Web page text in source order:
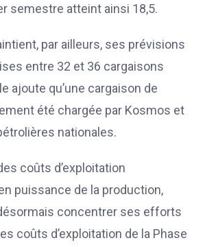
semestre atteint ainsi 18,5.
par ailleurs, ses prévisions
entre 32 et 36 cargaisons
ajoute qu’une cargaison de
été chargée par Kosmos et
nationales.
coûts d’exploitation
puissance de la production,
concentrer ses efforts
coûts d’exploitation de la Phase